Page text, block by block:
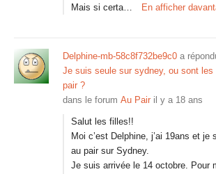
Mais si certa…
En afficher
Delphine-mb-58c8f732be9c0 a
Je suis seule sur sydney, ou sont les
pair ?
dans le forum Au Pair il y a 18 ans
Salut les filles!!
Moi c’est Delphine, j’ai 19ans et je
au pair sur Sydney.
Je suis arrivée le 14 octobre. Pour